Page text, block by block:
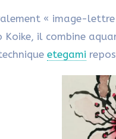
« image-lettre
Koike, il combine
etegami